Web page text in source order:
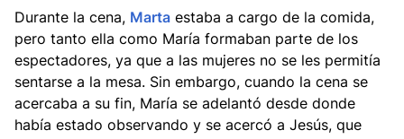
Durante la cena, Marta estaba a cargo de la comida,
pero tanto ella como María formaban parte de los
espectadores, ya que a las mujeres no se les permitía
sentarse a la mesa. Sin embargo, cuando la cena se
acercaba a su fin, María se adelantó desde donde
había estado observando y se acercó a Jesús, que